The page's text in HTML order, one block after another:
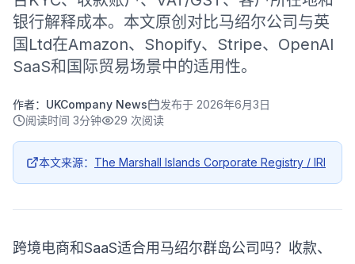
银行解释成本。本文原创对比马绍尔公司与英
国Ltd在Amazon、Shopify、Stripe、OpenAI
SaaS和国际贸易场景中的适用性。
作者： UKCompany News 发布于 2026年6月3日
阅读时间 3分钟 29 次阅读
本文来源： The Marshall Islands Corporate Registry / IRI
跨境电商和SaaS适合用马绍尔群岛公司吗？收款、